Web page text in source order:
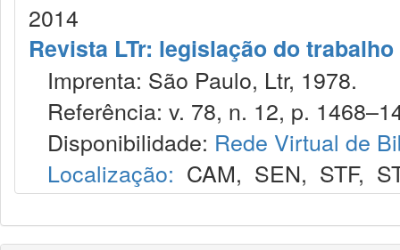
2014
Revista LTr: legislação do trabalho
Imprenta: São Paulo, Ltr, 1978.
Referência: v. 78, n. 12, p.
Disponibilidade: Rede Virtual de
Localização: CAM, SEN, STF,